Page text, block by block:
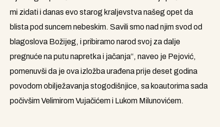
mi zidati i danas evo starog kraljevstva našeg opet da
blista pod suncem nebeskim. Savili smo nad njim svod od
blagoslova Božijeg, i pribiramo narod svoj za dalje
pregnuće na putu napretka i jačanja“, naveo je Pejović,
pomenuvši da je ova izložba urađena prije deset godina
povodom obilježavanja stogodišnjice, sa koautorima sada
počivšim Velimirom Vujačićem i Lukom Milunovićem.